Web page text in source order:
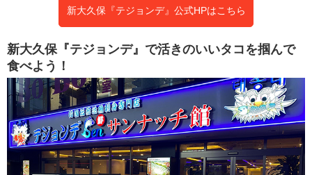
新大久保『テジョンデ』公式HPはこちら
新大久保『テジョンデ』で活きのいいタコを掴んで
食べよう！